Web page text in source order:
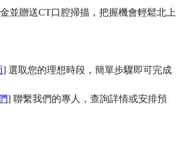
並贈送CT口腔掃描，把握機會輕鬆北上
] 選取您的理想時段，簡單步驟即可完成
] 聯繫我們的專人，查詢詳情或安排預